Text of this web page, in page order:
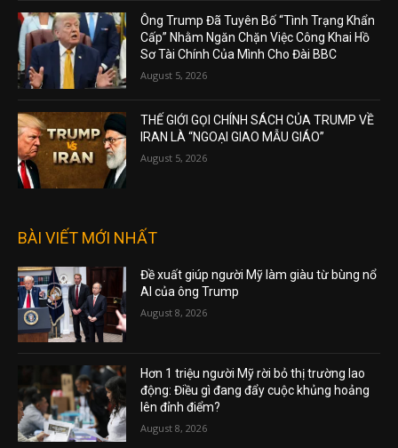
Ông Trump Đã Tuyên Bố “Tình Trạng Khẩn
Cấp” Nhằm Ngăn Chặn Việc Công Khai Hồ
Sơ Tài Chính Của Mình Cho Đài BBC
August 5, 2026
THẾ GIỚI GỌI CHÍNH SÁCH CỦA TRUMP VỀ
IRAN LÀ “NGOẠI GIAO MẪU GIÁO”
August 5, 2026
BÀI VIẾT MỚI NHẤT
Đề xuất giúp người Mỹ làm giàu từ bùng nổ
AI của ông Trump
August 8, 2026
Hơn 1 triệu người Mỹ rời bỏ thị trường lao
động: Điều gì đang đẩy cuộc khủng hoảng
lên đỉnh điểm?
August 8, 2026